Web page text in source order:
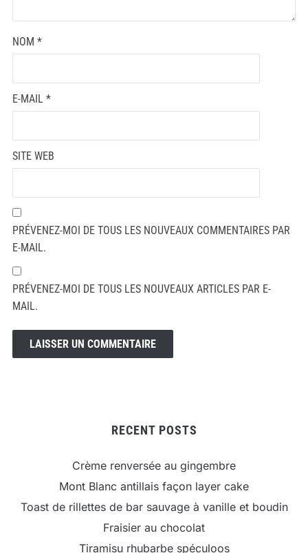
NOM *
E-MAIL *
SITE WEB
PRÉVENEZ-MOI DE TOUS LES NOUVEAUX COMMENTAIRES PAR
E-MAIL.
PRÉVENEZ-MOI DE TOUS LES NOUVEAUX ARTICLES PAR E-
MAIL.
RECENT POSTS
Crème renversée au gingembre
Mont Blanc antillais façon layer cake
Toast de rillettes de bar sauvage à vanille et boudin
Fraisier au chocolat
Tiramisu rhubarbe spéculoos